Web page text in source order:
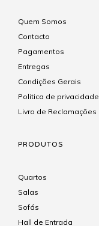
Quem Somos
Contacto
Pagamentos
Entregas
Condições Gerais
Politica de privacidade
Livro de Reclamações
PRODUTOS
Quartos
Salas
Sofás
Hall de Entrada